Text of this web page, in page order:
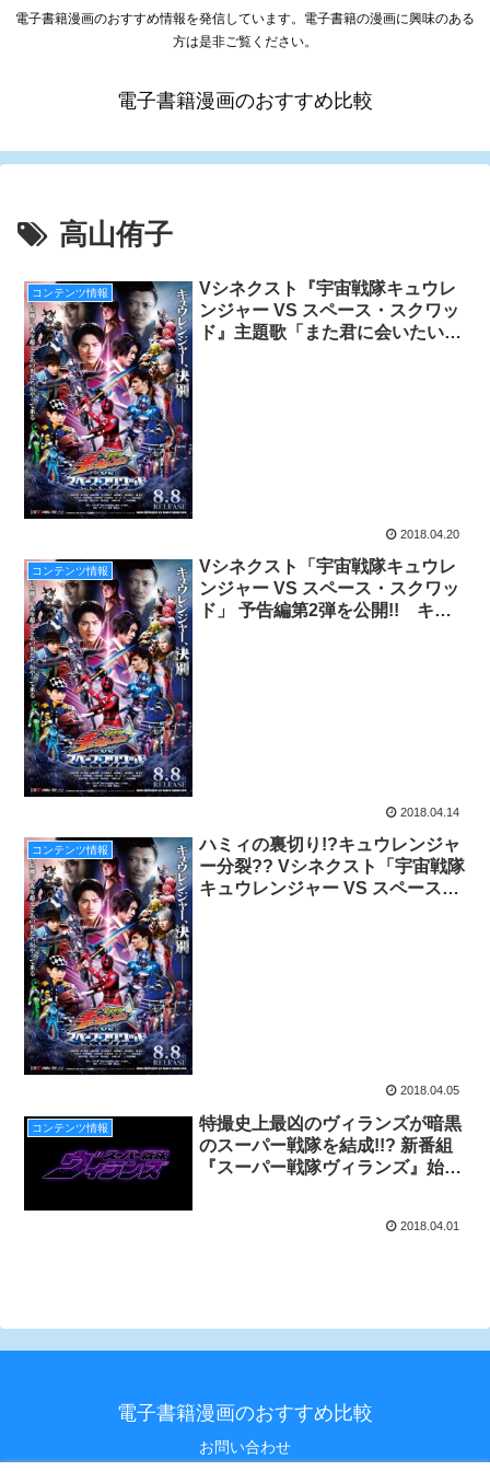
電子書籍漫画のおすすめ情報を発信しています。電子書籍の漫画に興味のある
方は是非ご覧ください。
電子書籍漫画のおすすめ比較
高山侑子
コンテンツ情報
Vシネクスト『宇宙戦隊キュウレ
ンジャー VS スペース・スクワッ
ド』主題歌「また君に会いたい」
2018.04.20
コンテンツ情報
Vシネクスト「宇宙戦隊キュウレ
ンジャー VS スペース・スクワッ
ド」 予告編第2弾を公開!! キュ
2018.04.14
コンテンツ情報
ハミィの裏切り!?キュウレンジャ
ー分裂?? Vシネクスト「宇宙戦隊
キュウレンジャー VS スペース・
2018.04.05
コンテンツ情報
特撮史上最凶のヴィランズが暗黒
のスーパー戦隊を結成!!? 新番組
『スーパー戦隊ヴィランズ』始
2018.04.01
電子書籍漫画のおすすめ比較
お問い合わせ